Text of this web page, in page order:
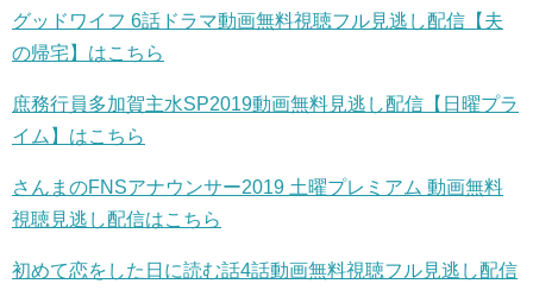
グッドワイフ 6話ドラマ動画無料視聴フル見逃し配信【夫
の帰宅】はこちら
庶務行員多加賀主水SP2019動画無料見逃し配信【日曜プラ
イム】はこちら
さんまのFNSアナウンサー2019 土曜プレミアム 動画無料
視聴見逃し配信はこちら
初めて恋をした日に読む話4話動画無料視聴フル見逃し配信